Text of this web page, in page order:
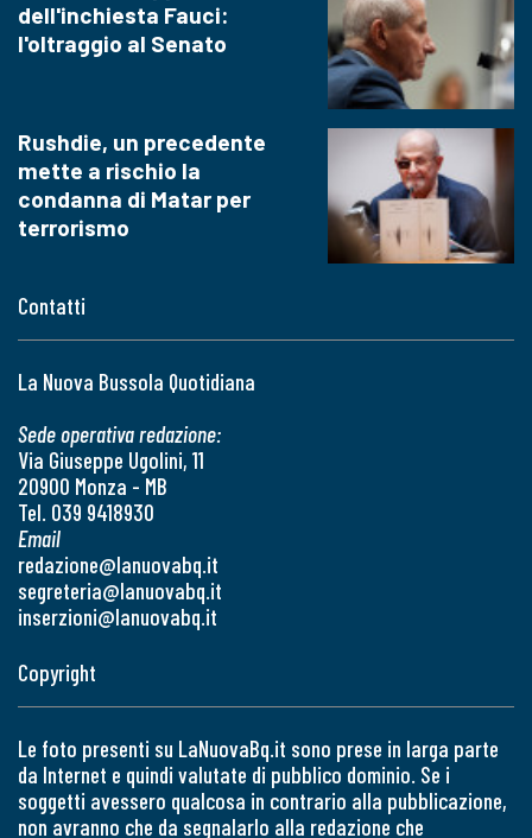
Contatti
La Nuova Bussola Quotidiana
Sede operativa redazione:
Via Giuseppe Ugolini, 11
20900 Monza - MB
Tel. 039 9418930
Email
redazione@lanuovabq.it
segreteria@lanuovabq.it
inserzioni@lanuovabq.it
dell'inchiesta Fauci:
l'oltraggio al Senato
Rushdie, un precedente
mette a rischio la
condanna di Matar per
terrorismo
Copyright
Le foto presenti su LaNuovaBq.it sono prese in larga parte
da Internet e quindi valutate di pubblico dominio. Se i
soggetti avessero qualcosa in contrario alla pubblicazione,
non avranno che da segnalarlo alla redazione che